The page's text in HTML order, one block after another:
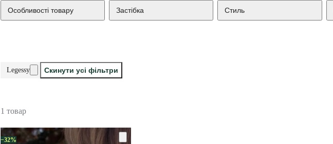
Особливості товару Застібка Стиль
Legessy Скинути усі фільтри
1 товар
−32%